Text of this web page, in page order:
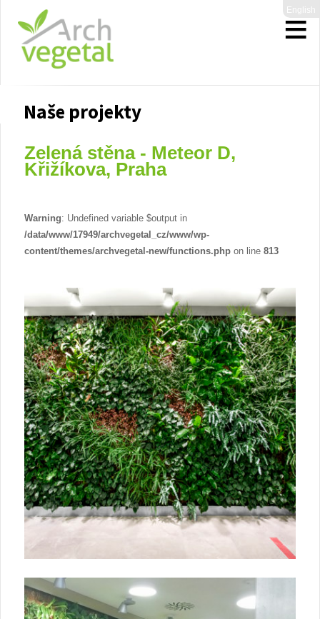
English
Naše projekty
Zelená stěna - Meteor D,
Křižíkova, Praha
Warning: Undefined variable $output in
/data/www/17949/archvegetal_cz/www/wp-
content/themes/archvegetal-new/functions.php on line 813